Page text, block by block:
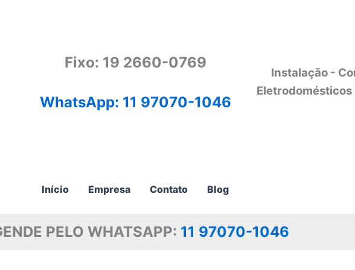
Fixo: 19 2660-0769
WhatsApp: 11 97070-1046
Instalação -
Início Empresa Contato Blog
PELO WHATSAPP: 11 97070-1046